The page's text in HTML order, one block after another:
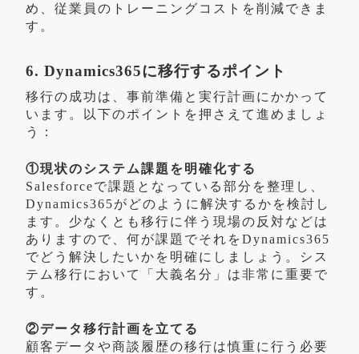
め、従業員のトレーニングコストを削減できま
す。
6. Dynamics365に移行するポイント
移行の成功は、事前準備と実行計画にかかって
います。以下のポイントを押さえて進めましょ
う：
①現状のシステム課題を明確化する
Salesforceで課題となっている部分を整理し、
Dynamics365がどのように解決するかを検討し
ます。少なくとも移行に伴う現場の反対などは
ありますので、何が課題でそれをDynamics365
でどう解決したいかを明確にしましょう。シス
テム移行において「大義名分」は非常に重要で
す。
②データ移行計画を立てる
顧客データや商談履歴の移行は慎重に行う必要